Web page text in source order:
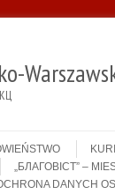
„БЛАГОВІСТ” –
DANYCH